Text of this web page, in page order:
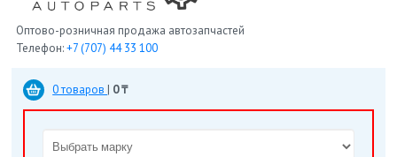
Оптово-розничная продажа автозапчастей
Телефон:+7 (707) 44 33 100
0 товаров | 0 ₸